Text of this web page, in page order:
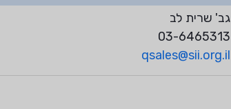
גב' שרית לב
03-6465313
qsales@sii.org.il